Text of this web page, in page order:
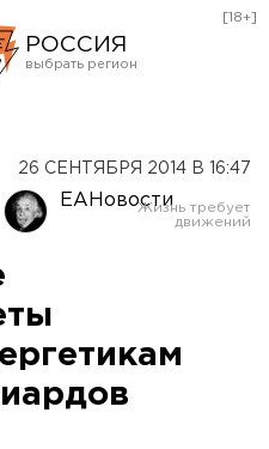
РОССИЯ
Оренбург
[18+]
26 СЕНТЯБРЯ 2014 В 16:47
ЕАНовости